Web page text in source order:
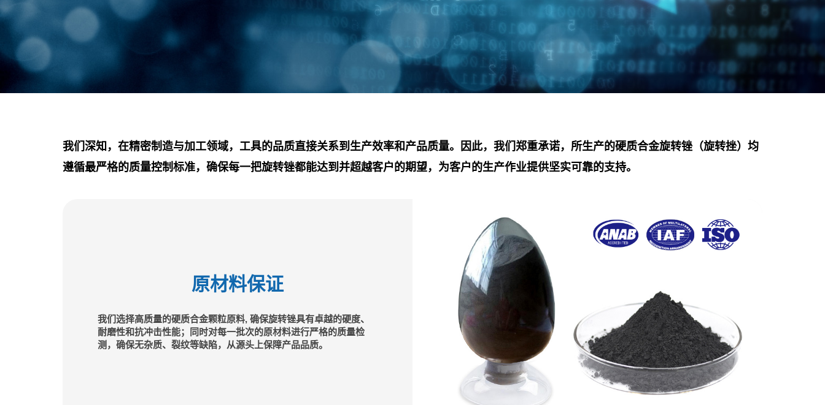
我们深知，在精密制造与加工领域，工具的品质直接关系到生产效率和产品质量。因此，我们郑重承诺，所生产的硬质合金旋转锉（旋转挫）均
遵循最严格的质量控制标准，确保每一把旋转锉都能达到并超越客户的期望，为客户的生产作业提供坚实可靠的支持。
原材料保证
我们选择高质量的硬质合金颗粒原料, 确保旋转锉具有卓越的硬度、
耐磨性和抗冲击性能；同时对每一批次的原材料进行严格的质量检
测，确保无杂质、裂纹等缺陷，从源头上保障产品品质。